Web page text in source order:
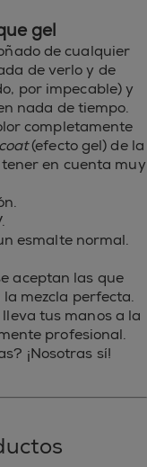
gel
de cualquier
de verlo y de
por impecable) y
nada de tiempo.
completamente
(efecto gel) de la
en cuenta muy
esmalte normal.
aceptan las que
mezcla perfecta.
tus manos a la
profesional.
¡Nosotras sí!